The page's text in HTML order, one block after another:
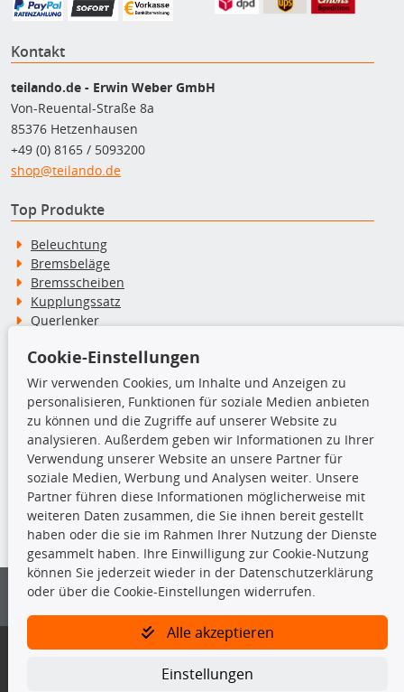
Kontakt
teilando.de - Erwin Weber GmbH
Von-Reuental-Straße 8a
85376 Hetzenhausen
+49 (0) 8165 / 5093200
shop@teilando.de
Top Produkte
Beleuchtung
Bremsbeläge
Bremsscheiben
Kupplungssatz
Querlenker
Stoßdämpfer
TecDoc Inside
Die hier angezeigten Daten insbesondere die gesamte Datenbank dürfen
nicht kopiert werden.
Es ist zu unterlassen, die Daten oder die gesamte Datenbank ohne
vorherige Zustimmung von TecDoc zu vervielfältigen, zu verbreiten
und/oder diese Handlungen durch Dritte ausführen zu lassen. Ein
Bitte prüfen Sie, ob das über unseren Onlineshop identifizierte Ersatzteil
Gegebenenfalls sind ergänzende Informationen notwendig, um
Cookie-Einstellungen
Wir verwenden Cookies, um Inhalte und Anzeigen zu
personalisieren, Funktionen für soziale Medien anbieten
zu können und die Zugriffe auf unserer Website zu
analysieren. Außerdem geben wir Informationen zu Ihrer
Verwendung unserer Website an unsere Partner für
soziale Medien, Werbung und Analysen weiter. Unsere
Partner führen diese Informationen möglicherweise mit
weiteren Daten zusammen, die Sie ihnen bereit gestellt
haben oder die sie im Rahmen Ihrer Nutzung der Dienste
gesammelt haben. Ihre Einwilligung zur Cookie-Nutzung
können Sie jederzeit wieder in der Datenschutzerklärung
oder über die Cookie-Einstellungen widerrufen.
Alle akzeptieren
Einstellungen